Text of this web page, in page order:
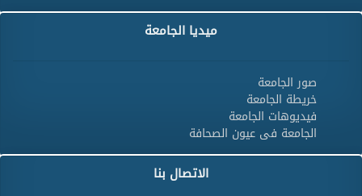
ميديا الجامعة
صور الجامعة
خريطة الجامعة
فيديوهات الجامعة
الجامعة فى عيون الصحافة
الاتصال بنا